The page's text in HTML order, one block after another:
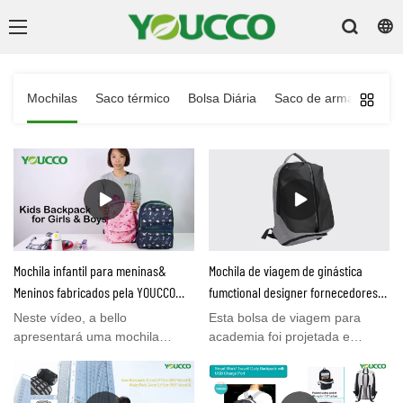
Mochilas Saco térmico Bolsa Diária Saco de
Mochila infantil para meninas&
Meninos fabricados pela YOUCCO
com bom preço
Neste vídeo, a bello
apresentará uma mochila
meninas, ele é impresso com
padrões bonitos e vívidos,
Mochila de viagem de ginástica
fumctional designer fornecedores
por atacado-YOUCCO
Esta bolsa de viagem para
academia foi projetada e
uma mochila multifuncional
com espaço espaçoso para